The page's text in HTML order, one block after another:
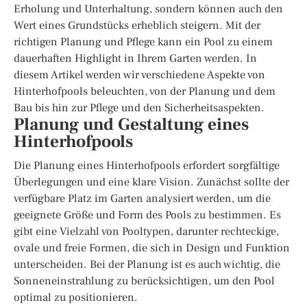
Erholung und Unterhaltung, sondern können auch den
Wert eines Grundstücks erheblich steigern. Mit der
richtigen Planung und Pflege kann ein Pool zu einem
dauerhaften Highlight in Ihrem Garten werden. In
diesem Artikel werden wir verschiedene Aspekte von
Hinterhofpools beleuchten, von der Planung und dem
Bau bis hin zur Pflege und den Sicherheitsaspekten.
Planung und Gestaltung eines
Hinterhofpools
Die Planung eines Hinterhofpools erfordert sorgfältige
Überlegungen und eine klare Vision. Zunächst sollte der
verfügbare Platz im Garten analysiert werden, um die
geeignete Größe und Form des Pools zu bestimmen. Es
gibt eine Vielzahl von Pooltypen, darunter rechteckige,
ovale und freie Formen, die sich in Design und Funktion
unterscheiden. Bei der Planung ist es auch wichtig, die
Sonneneinstrahlung zu berücksichtigen, um den Pool
optimal zu positionieren.